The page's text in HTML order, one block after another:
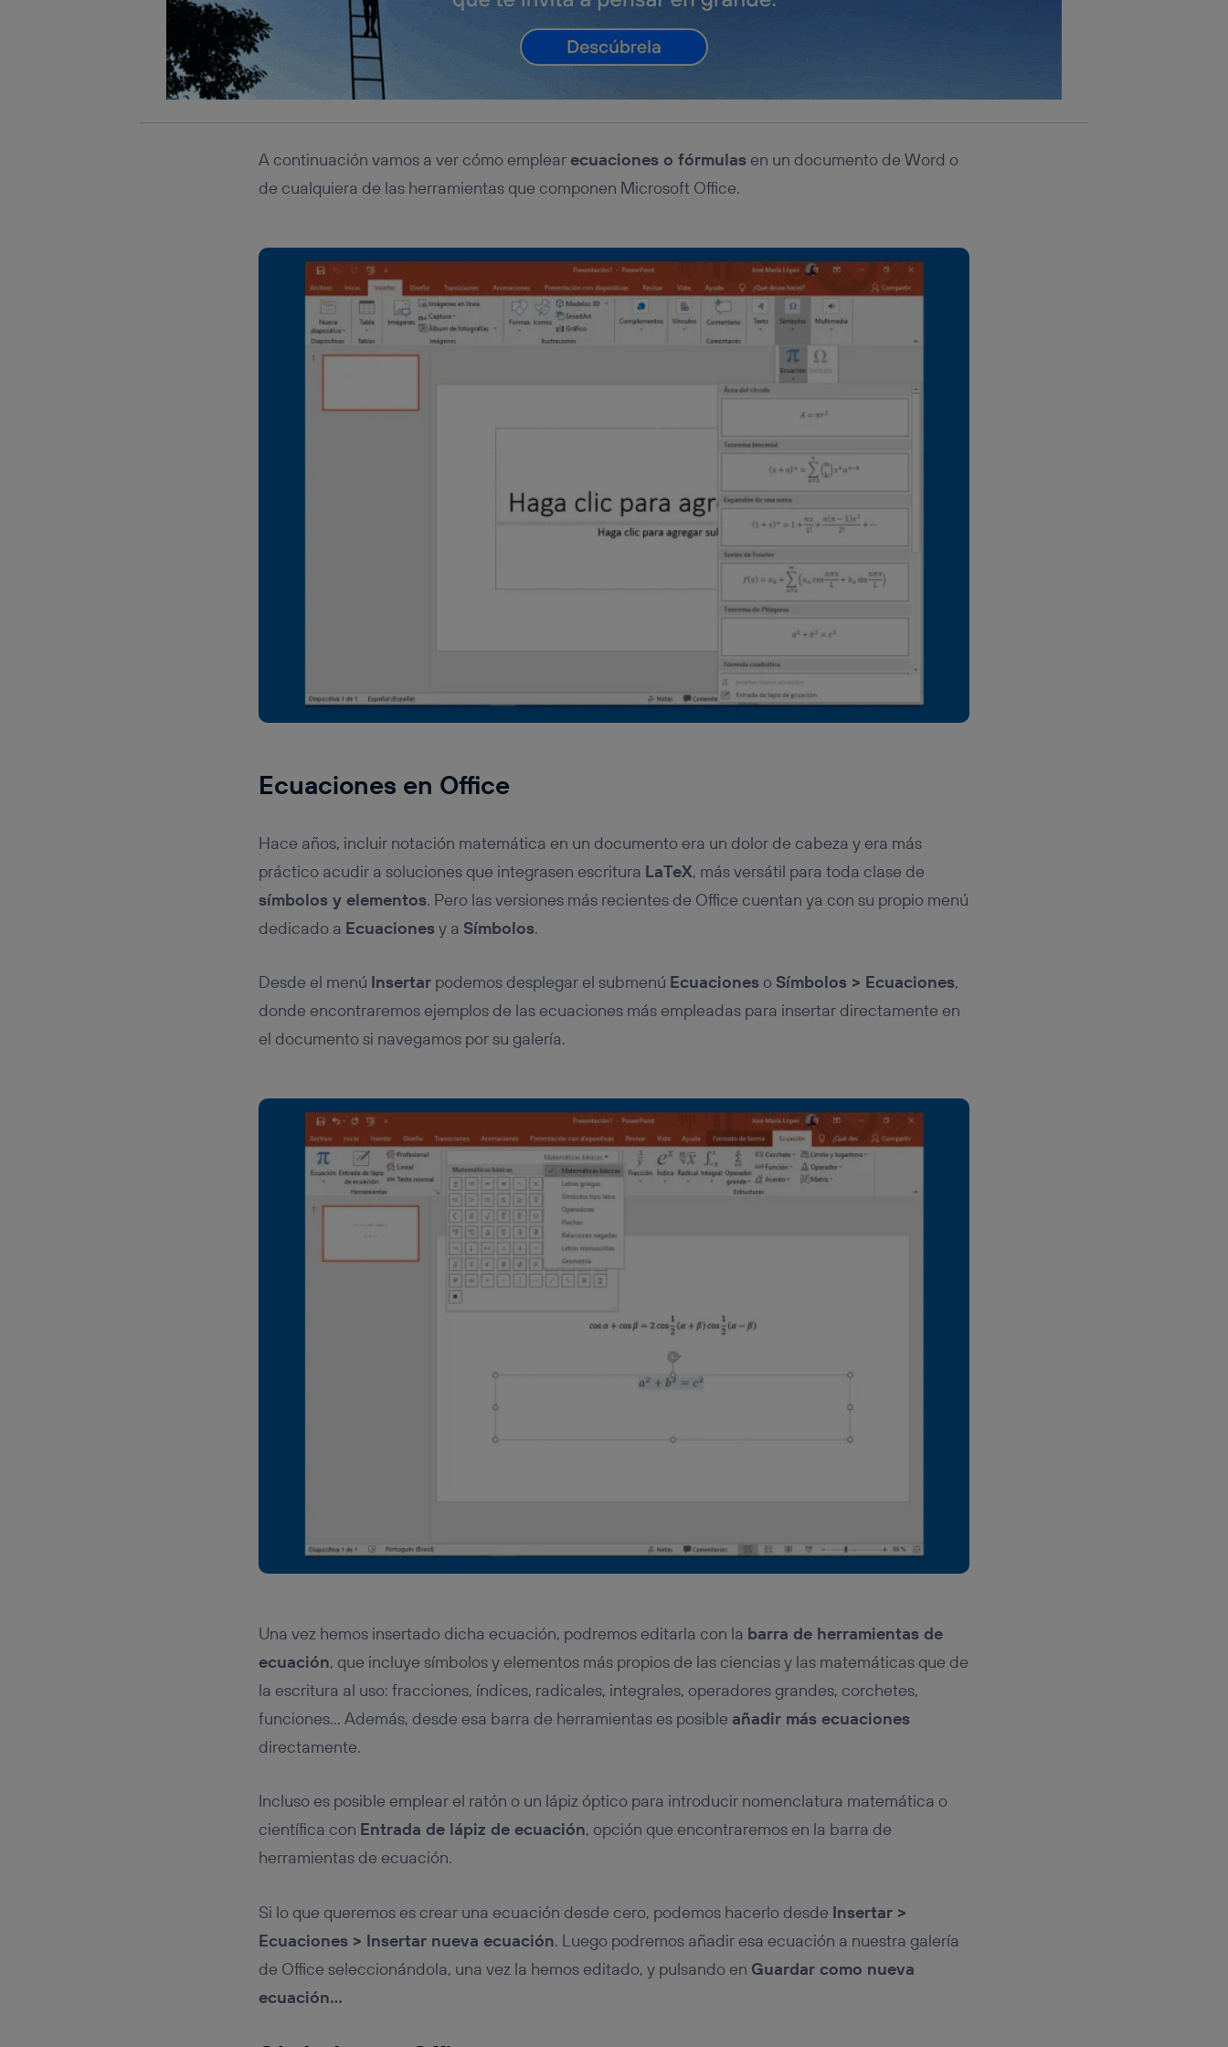
A continuación vamos a ver cómo emplearecuaciones o fórmulasen un documento de Word o
de cualquiera de las herramientas que componen Microsoft Office.
Ecuaciones en Office
Hace años, incluir notación matemática en un documento era un dolor de cabeza y era más
práctico acudir a soluciones que integrasen escritura LaTeX, más versátil para toda clase de
símbolos y elementos. Pero las versiones más recientes de Office cuentan ya con su propio menú
dedicado a Ecuacionesy a Símbolos.
Desde el menú Insertarpodemos desplegar el submenú EcuacionesoSímbolos > Ecuaciones,
donde encontraremos ejemplos de las ecuaciones más empleadas para insertar directamente en
el documento si navegamos por su galería.
Una vez hemos insertado dicha ecuación, podremos editarla con la barra de herramientas de
ecuación, que incluye símbolos y elementos más propios de las ciencias y las matemáticas que de
la escritura al uso: fracciones, índices, radicales, integrales, operadores grandes, corchetes,
funciones… Además, desde esa barra de herramientas es posible añadir más ecuaciones
directamente.
Incluso es posible emplear el ratón o un lápiz óptico para introducir nomenclatura matemática o
científica con Entrada de lápiz de ecuación, opción que encontraremos en la barra de
herramientas de ecuación.
Si lo que queremos es crear una ecuación desde cero, podemos hacerlo desde Insertar >
Ecuaciones > Insertar nueva ecuación. Luego podremos añadir esa ecuación a nuestra galería
de Office seleccionándola, una vez la hemos editado, y pulsando en Guardar como nueva
ecuación…